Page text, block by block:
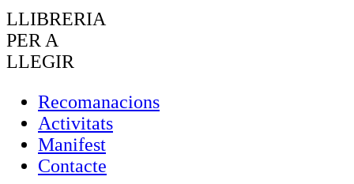
LLIBRERIA
PER A
LLEGIR
Recomanacions
Activitats
Manifest
Contacte